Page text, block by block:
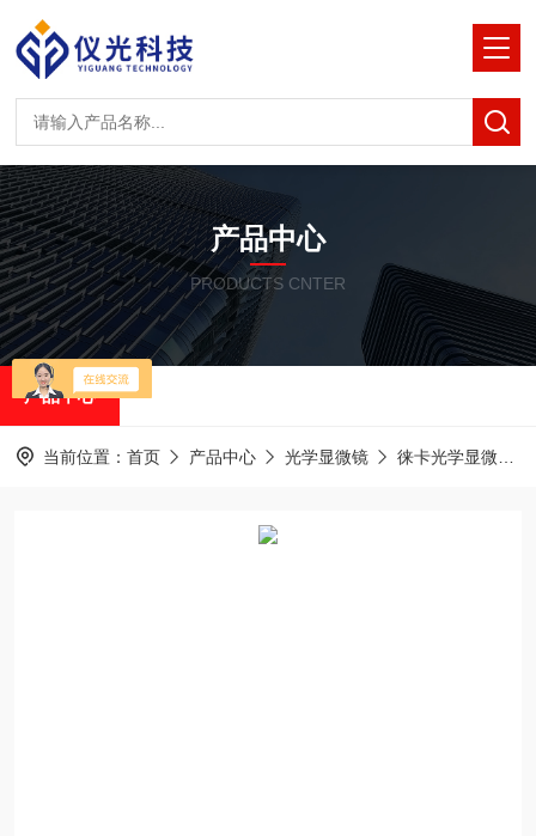
产品中心
PRODUCTS CNTER
产品中心
当前位置： 首页 产品中心 光学显微镜 徕卡光学显微镜